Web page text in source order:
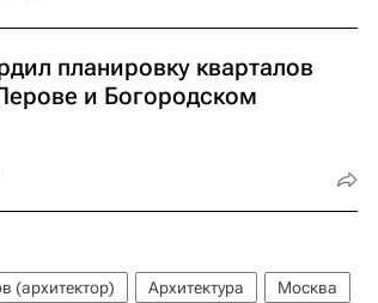
планировку кварталов
и Богородском
(архитектор) Архитектура
Москва